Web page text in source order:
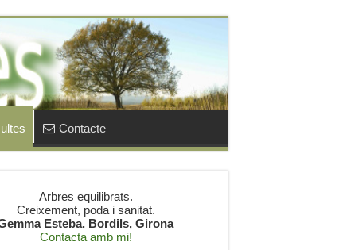
Contacte
Arbres equilibrats.
Creixement, poda i sanitat.
Esteba. Bordils, Girona
Contacta amb mi!